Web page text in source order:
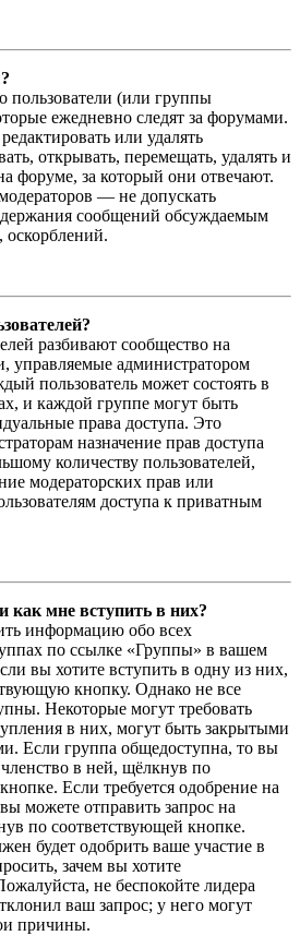
(или группы
ежедневно следят за форумами.
или удалять
открывать, перемещать, удалять и
форуме, за который они отвечают.
— не допускать
сообщений обсуждаемым
разбивают сообщество на
управляемые администратором
пользователь может состоять в
и каждой группе могут быть
права доступа. Это
назначение прав доступа
количеству пользователей,
модераторских прав или
доступа к приватным
как мне вступить в них?
информацию обо всех
по ссылке «Группы» в вашем
вы хотите вступить в одну из них,
кнопку. Однако не все
Некоторые могут требовать
в них, могут быть закрытыми
Если группа общедоступна, то вы
в ней, щёлкнув по
Если требуется одобрение на
можете отправить запрос на
по соответствующей кнопке.
будет одобрить ваше участие в
зачем вы хотите
не беспокойте лидера
ваш запрос; у него могут
причины.